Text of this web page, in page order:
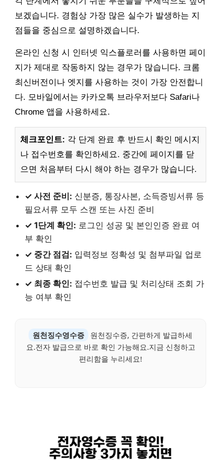
보겠습니다. 경험상 가장 많은 실수가 발생하는 지
점들을 중심으로 설명하겠습니다.
온라인 신청 시 인터넷 익스플로러를 사용하면 페이
지가 제대로 작동하지 않는 경우가 많습니다. 크롬
최신버전이나 엣지를 사용하는 것이 가장 안전합니
다. 모바일에서는 카카오톡 브라우저보다 Safari나
Chrome 앱을 사용하세요.
체크포인트: 각 단계 완료 후 반드시 확인 메시지
나 접수번호를 확인하세요. 중간에 페이지를 닫
으면 처음부터 다시 해야 하는 경우가 많습니다.
✓ 사전 준비: 신분증, 통장사본, 소득증빙서류 등
필요서류 모두 스캔 또는 사진 준비
✓ 1단계 확인: 로그인 성공 및 본인인증 완료 여
부 확인
✓ 중간 점검: 입력정보 정확성 및 첨부파일 업로
드 상태 확인
✓ 최종 확인: 접수번호 발급 및 처리상태 조회 가
능 여부 확인
원천징수영수증
원천징수증, 간편하게 발급하세
요.전자 발급으로 바로 확인 가능해요.지금 신청하고
편리함을 누리세요!